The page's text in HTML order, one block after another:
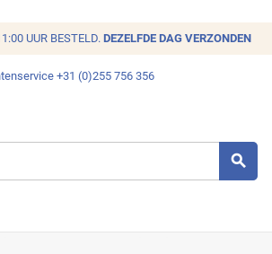
UUR BESTELD. DEZELFDE DAG VERZONDEN
+31 (0)255 756 356
search